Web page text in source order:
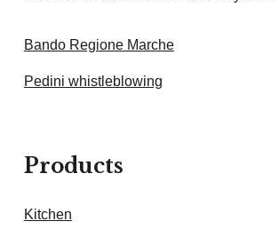
Bando Regione Marche
Pedini whistleblowing
Products
Kitchen